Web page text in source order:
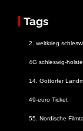
Tags
2. weltkrieg
4G schleswig-
14. Gottorfer
49-euro Ticket
55. Nordische